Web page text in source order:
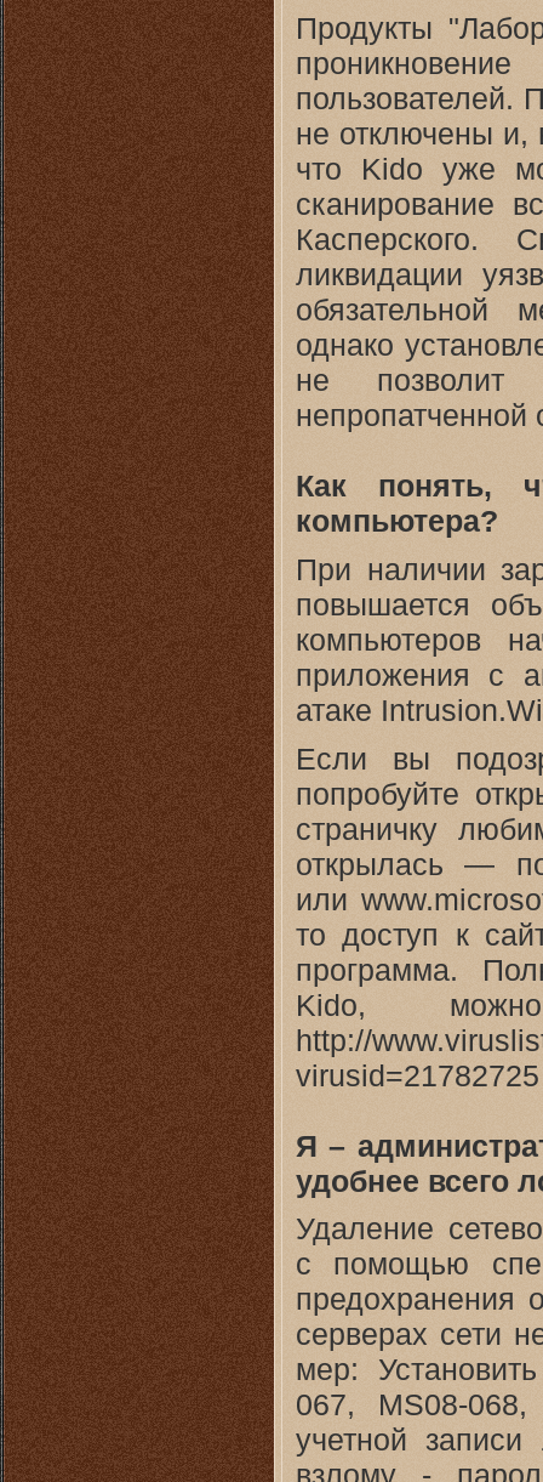
Продукты
пользователей.
не отключены и,
что Kido уже
сканирование
Касперского.
ликвидации
обязательной
однако
не позволит
непропатченной
Как понять,
компьютера?
При наличии
повышается
компьютеров
приложения с
атаке
Если вы
попробуйте
страничку
открылась —
или
то доступ к
программа.
Kido,
http://
virusid=21782725
Я –
удобнее всего
Удаление
с помощью
предохранения
серверах сети
мер:
067, MS08-068,
учетной записи
взлому -